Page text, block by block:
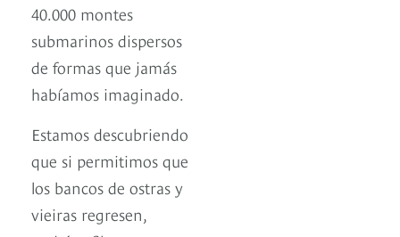
40.000 montes
submarinos dispersos
de formas que jamás
habíamos imaginado.
Estamos descubriendo
que si permitimos que
los bancos de ostras y
vieiras regresen,